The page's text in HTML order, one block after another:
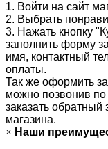
1. Войти на сайт
2. Выбрать
3. Нажать кнопку
заполнить форму
имя, контактный
оплаты.
Так же оформить
можно позвонив по
заказать
магазина.
× Наши